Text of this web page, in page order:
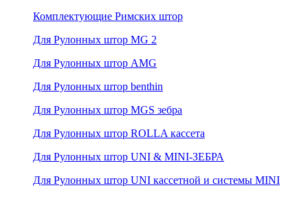
Комплектующие Римских штор
Для Рулонных штор MG 2
Для Рулонных штор AMG
Для Рулонных штор benthin
Для Рулонных штор MGS зебра
Для Рулонных штор ROLLA кассета
Для Рулонных штор UNI & MINI-ЗЕБРА
Для Рулонных штор UNI кассетной и системы MINI